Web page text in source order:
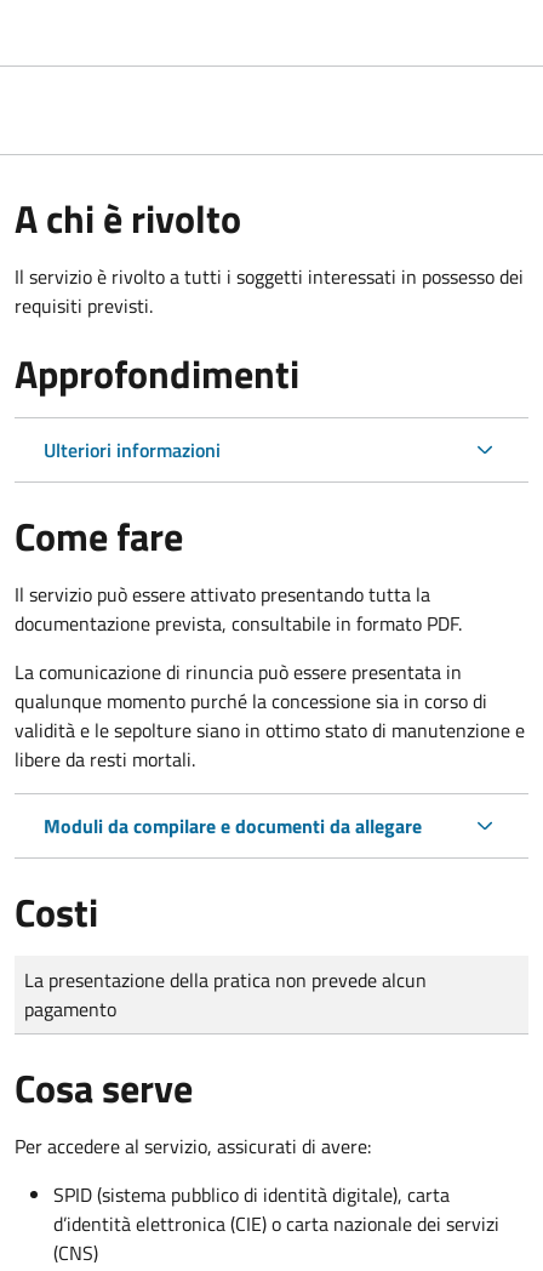
A chi è rivolto
Il servizio è rivolto a tutti i soggetti interessati in possesso dei
requisiti previsti.
Approfondimenti
Ulteriori informazioni
Come fare
Il servizio può essere attivato presentando tutta la
documentazione prevista, consultabile in formato PDF.
La comunicazione di rinuncia può essere presentata in
qualunque momento purché la concessione sia in corso di
validità e le sepolture siano in ottimo stato di manutenzione e
libere da resti mortali.
Moduli da compilare e documenti da allegare
Costi
Tipo di pagamento
Importo
La presentazione della pratica non prevede alcun
pagamento
Cosa serve
Per accedere al servizio, assicurati di avere:
SPID (sistema pubblico di identità digitale), carta
d’identità elettronica (CIE) o carta nazionale dei servizi
(CNS)